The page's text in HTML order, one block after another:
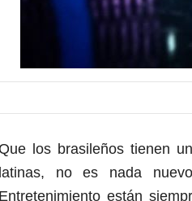
los brasileños tienen
latinas, no es nada
Entretenimiento están